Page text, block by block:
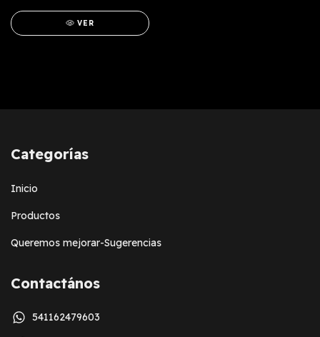
VER
Categorías
Inicio
Productos
Queremos mejorar-Sugerencias
Contactános
541162479603